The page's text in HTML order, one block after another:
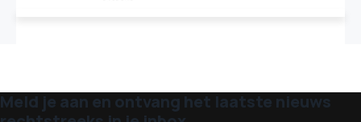
Meld je aan en ontvang het laatste nieuws